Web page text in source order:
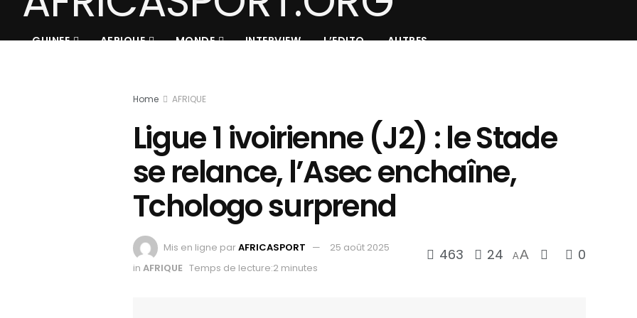
GUINEE AFRIQUE MONDE INTERVIEW L’EDITO AUTRES
Home AFRIQUE
Ligue 1 ivoirienne (J2) : le Stade
se relance, l’Asec enchaîne,
Tchologo surprend
Mis en ligne parAFRICASPORT
25 août 2025
in AFRIQUE Temps de lecture:2 minutes
463 24 AA 0